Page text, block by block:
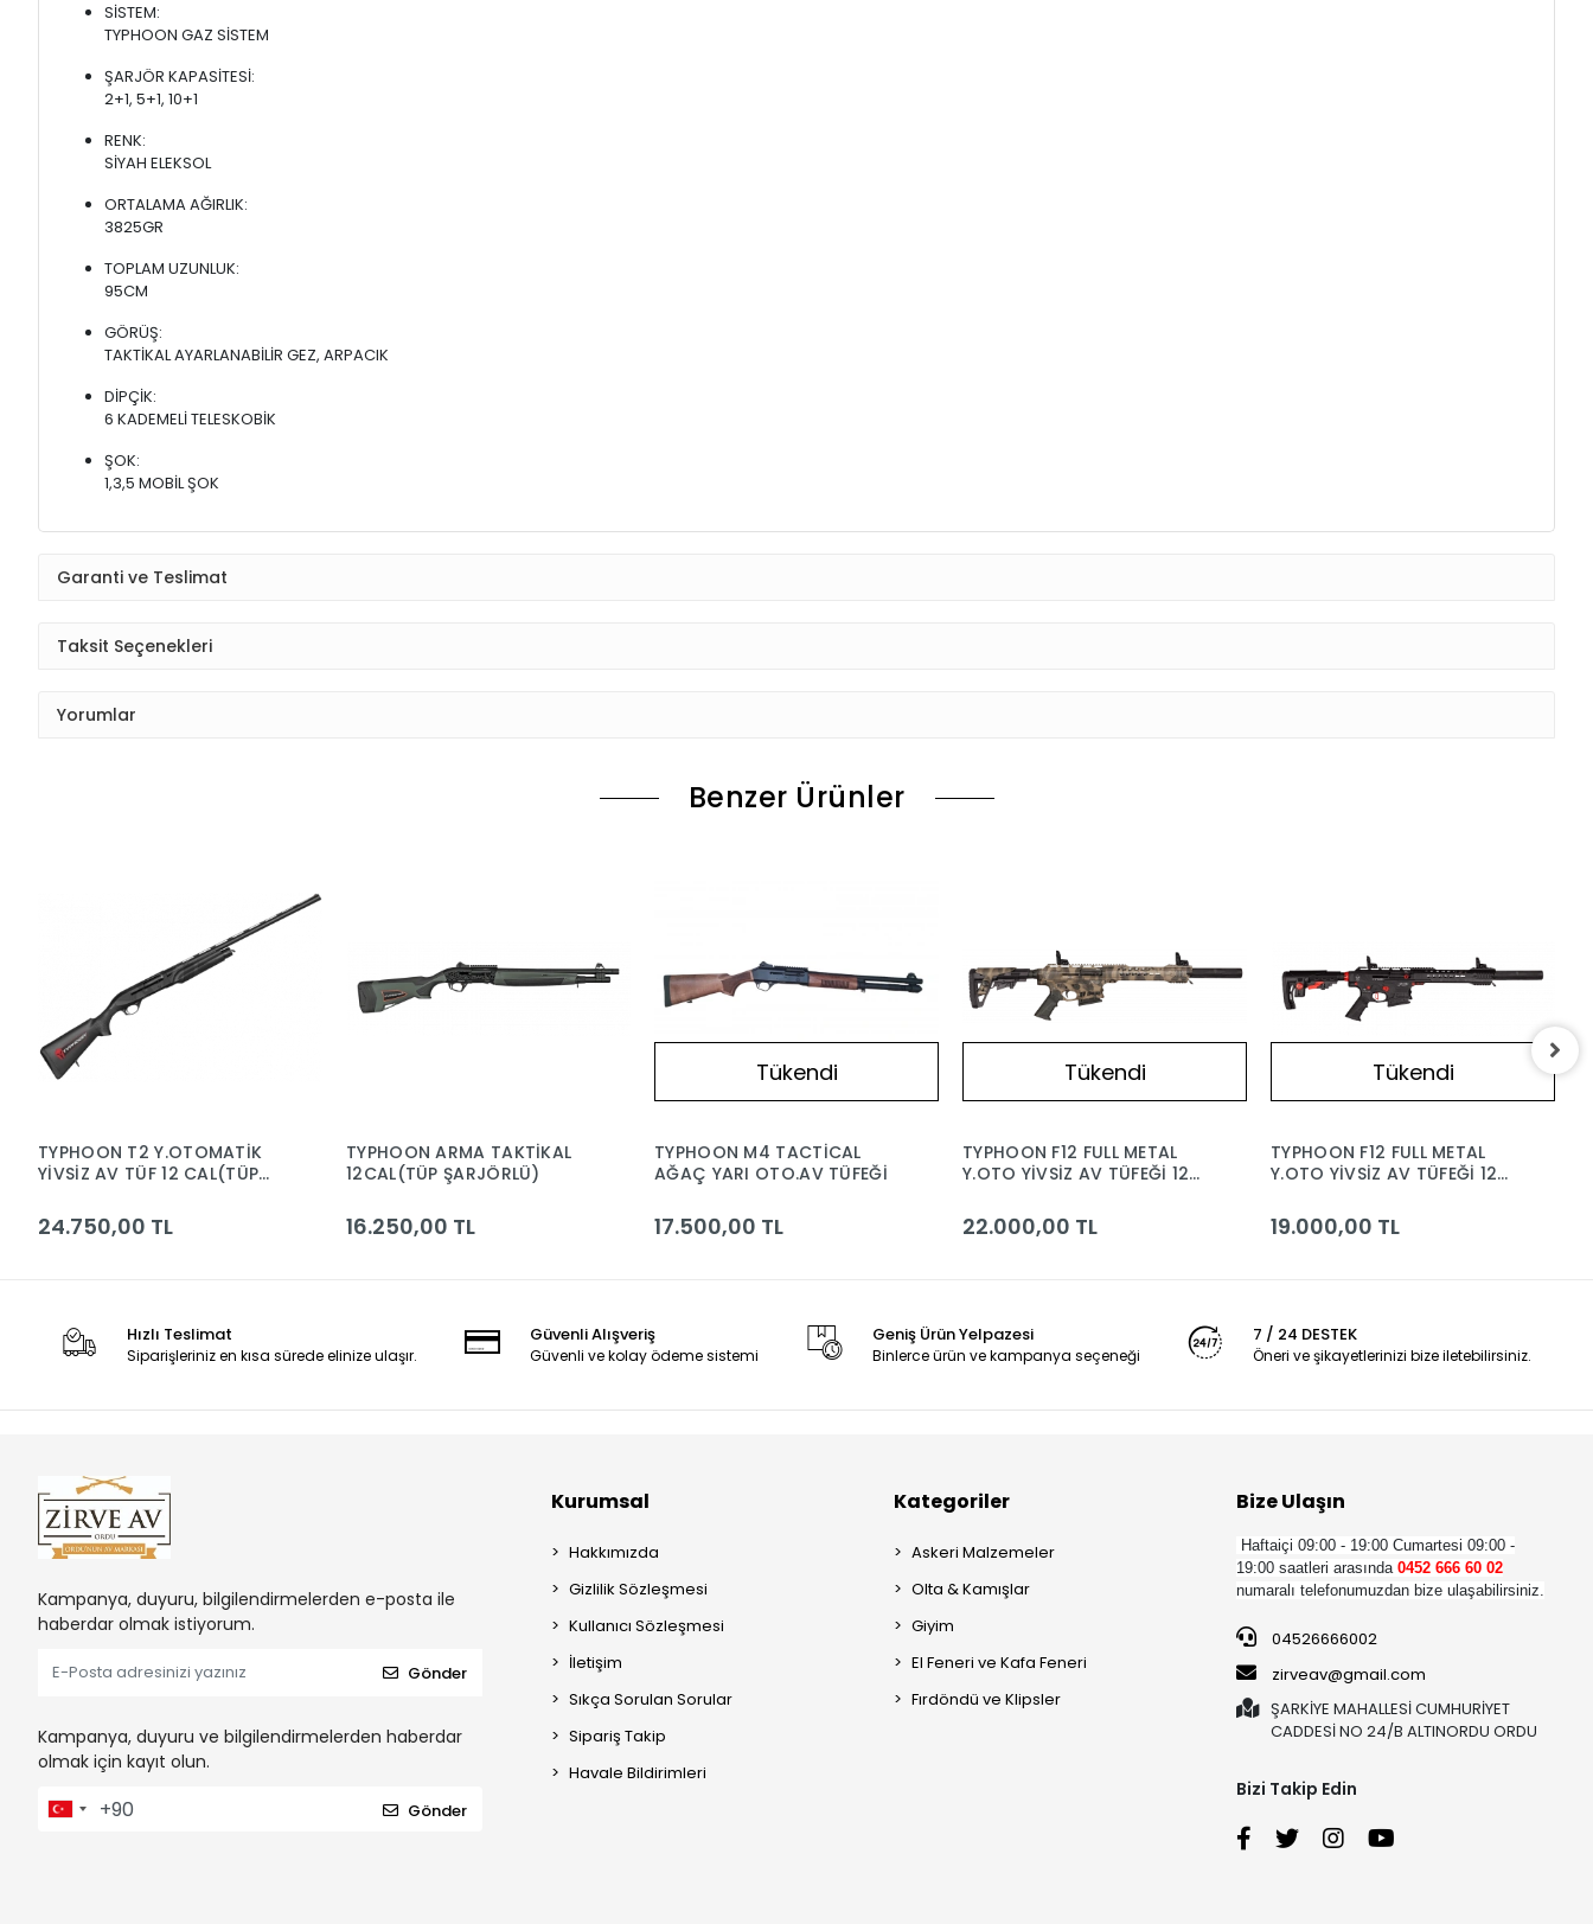
SİSTEM:
TYPHOON GAZ SİSTEM
ŞARJÖR KAPASİTESİ:
2+1, 5+1, 10+1
RENK:
SİYAH ELEKSOL
ORTALAMA AĞIRLIK:
3825GR
TOPLAM UZUNLUK:
95CM
GÖRÜŞ:
TAKTİKAL AYARLANABİLİR GEZ, ARPACIK
DİPÇİK:
6 KADEMELİ TELESKOBİK
ŞOK:
1,3,5 MOBİL ŞOK
Garanti ve Teslimat
Taksit Seçenekleri
Yorumlar
Benzer Ürünler
TYPHOON T2 Y.OTOMATİK
YİVSİZ AV TÜF 12 CAL(TÜP
24.750,00 TL
TYPHOON ARMA TAKTİKAL
12CAL(TÜP ŞARJÖRLÜ)
16.250,00 TL
Tükendi
TYPHOON M4 TACTİCAL
AĞAÇ YARI OTO.AV TÜFEĞİ
17.500,00 TL
Tükendi
TYPHOON F12 FULL METAL
Y.OTO YİVSİZ AV TÜFEĞİ 12
22.000,00 TL
Tükendi
TYPHOON F12 FULL METAL
Y.OTO YİVSİZ AV TÜFEĞİ 12
19.000,00 TL
Hızlı Teslimat
Siparişleriniz en kısa sürede elinize ulaşır.
Güvenli Alışveriş
Güvenli ve kolay ödeme sistemi
Geniş Ürün Yelpazesi
Binlerce ürün ve kampanya seçeneği
7 / 24 DESTEK
Öneri ve şikayetlerinizi bize iletebilirsiniz.
Kampanya, duyuru, bilgilendirmelerden e-posta ile
haberdar olmak istiyorum.
Gönder
Kampanya, duyuru ve bilgilendirmelerden haberdar
olmak için kayıt olun.
Gönder
Kurumsal
Hakkımızda
Gizlilik Sözleşmesi
Kullanıcı Sözleşmesi
İletişim
Sıkça Sorulan Sorular
Sipariş Takip
Havale Bildirimleri
Kategoriler
Askeri Malzemeler
Olta & Kamışlar
Giyim
El Feneri ve Kafa Feneri
Fırdöndü ve Klipsler
Bize Ulaşın
Haftaiçi 09:00 - 19:00Cumartesi 09:00 -
19:00 saatleri arasında0452 666 60 02
numaralı telefonumuzdan bize ulaşabilirsiniz.
04526666002
zirveav@gmail.com
ŞARKİYE MAHALLESİ CUMHURİYET
CADDESİ NO 24/B ALTINORDU ORDU
Bizi Takip Edin